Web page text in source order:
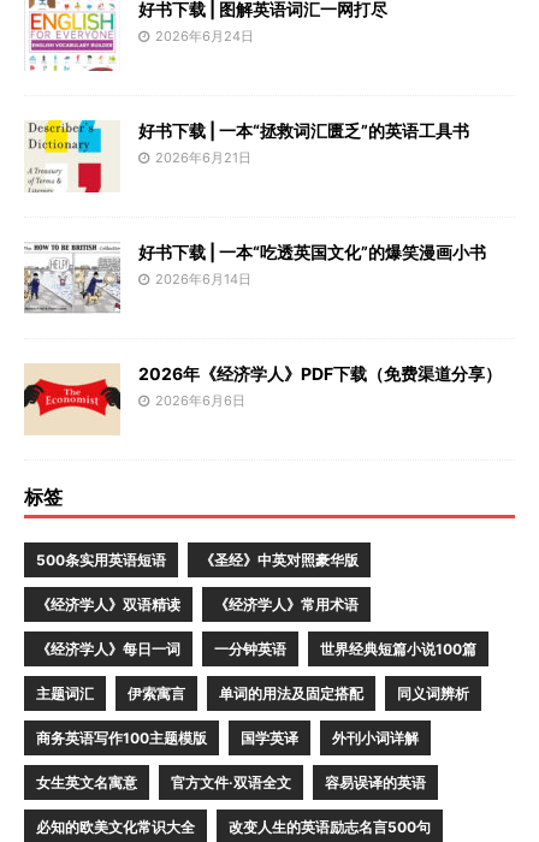
好书下载 | 图解英语词汇一网打尽
2026年6月24日
好书下载 | 一本“拯救词汇匮乏”的英语工具书
2026年6月21日
好书下载 | 一本“吃透英国文化”的爆笑漫画小书
2026年6月14日
2026年《经济学人》PDF下载（免费渠道分享）
2026年6月6日
标签
500条实用英语短语 《圣经》中英对照豪华版
《经济学人》双语精读 《经济学人》常用术语
《经济学人》每日一词 一分钟英语 世界经典短篇小说100篇
主题词汇 伊索寓言 单词的用法及固定搭配 同义词辨析
商务英语写作100主题模版 国学英译 外刊小词详解
女生英文名寓意 官方文件·双语全文 容易误译的英语
必知的欧美文化常识大全 改变人生的英语励志名言500句